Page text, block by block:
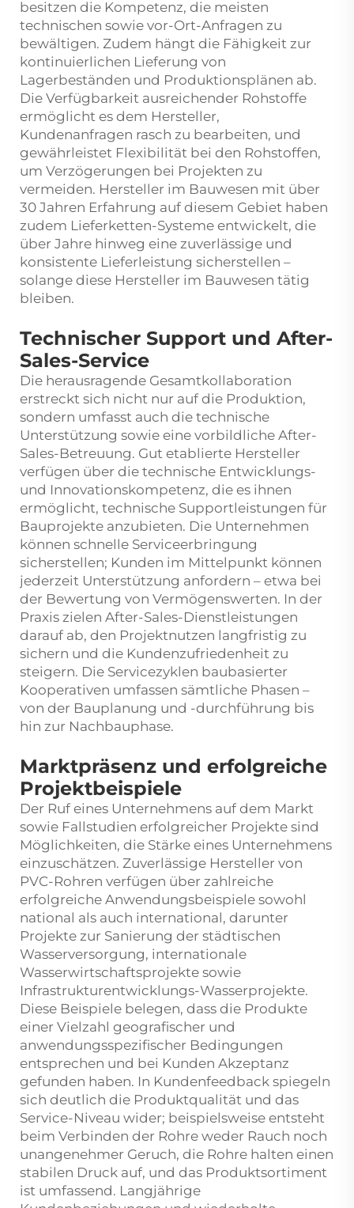
besitzen die Kompetenz, die meisten
technischen sowie vor-Ort-Anfragen zu
bewältigen. Zudem hängt die Fähigkeit zur
kontinuierlichen Lieferung von
Lagerbeständen und Produktionsplänen ab.
Die Verfügbarkeit ausreichender Rohstoffe
ermöglicht es dem Hersteller,
Kundenanfragen rasch zu bearbeiten, und
gewährleistet Flexibilität bei den Rohstoffen,
um Verzögerungen bei Projekten zu
vermeiden. Hersteller im Bauwesen mit über
30 Jahren Erfahrung auf diesem Gebiet haben
zudem Lieferketten-Systeme entwickelt, die
über Jahre hinweg eine zuverlässige und
konsistente Lieferleistung sicherstellen –
solange diese Hersteller im Bauwesen tätig
bleiben.
Technischer Support und After-
Sales-Service
Die herausragende Gesamtkollaboration
erstreckt sich nicht nur auf die Produktion,
sondern umfasst auch die technische
Unterstützung sowie eine vorbildliche After-
Sales-Betreuung. Gut etablierte Hersteller
verfügen über die technische Entwicklungs-
und Innovationskompetenz, die es ihnen
ermöglicht, technische Supportleistungen für
Bauprojekte anzubieten. Die Unternehmen
können schnelle Serviceerbringung
sicherstellen; Kunden im Mittelpunkt können
jederzeit Unterstützung anfordern – etwa bei
der Bewertung von Vermögenswerten. In der
Praxis zielen After-Sales-Dienstleistungen
darauf ab, den Projektnutzen langfristig zu
sichern und die Kundenzufriedenheit zu
steigern. Die Servicezyklen baubasierter
Kooperativen umfassen sämtliche Phasen –
von der Bauplanung und -durchführung bis
hin zur Nachbauphase.
Marktpräsenz und erfolgreiche
Projektbeispiele
Der Ruf eines Unternehmens auf dem Markt
sowie Fallstudien erfolgreicher Projekte sind
Möglichkeiten, die Stärke eines Unternehmens
einzuschätzen. Zuverlässige Hersteller von
PVC-Rohren verfügen über zahlreiche
erfolgreiche Anwendungsbeispiele sowohl
national als auch international, darunter
Projekte zur Sanierung der städtischen
Wasserversorgung, internationale
Wasserwirtschaftsprojekte sowie
Infrastrukturentwicklungs-Wasserprojekte.
Diese Beispiele belegen, dass die Produkte
einer Vielzahl geografischer und
anwendungsspezifischer Bedingungen
entsprechen und bei Kunden Akzeptanz
gefunden haben. In Kundenfeedback spiegeln
sich deutlich die Produktqualität und das
Service-Niveau wider; beispielsweise entsteht
beim Verbinden der Rohre weder Rauch noch
unangenehmer Geruch, die Rohre halten einen
stabilen Druck auf, und das Produktsortiment
ist umfassend. Langjährige